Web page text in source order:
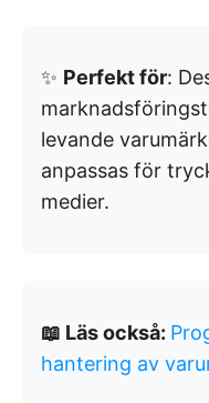
✨ Perfekt för:
levande
anpassas för
medier.
📖 Läs också:
hantering av